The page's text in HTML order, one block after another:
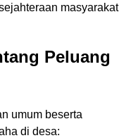
masyarakat
Peluang
umum beserta
di desa: